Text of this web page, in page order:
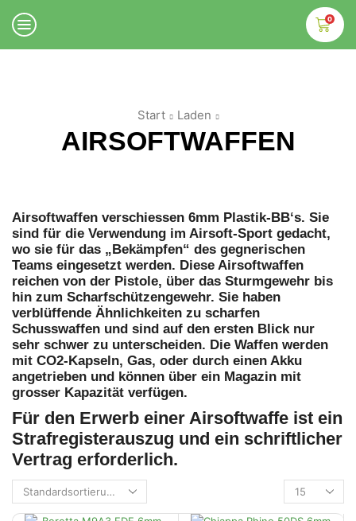
0
Start Laden
AIRSOFTWAFFEN
Airsoftwaffen verschiessen 6mm Plastik-BB‘s. Sie
sind für die Verwendung im Airsoft-Sport gedacht,
wo sie für das „Bekämpfen“ des gegnerischen
Teams eingesetzt werden. Diese Airsoftwaffen
reichen von der Pistole, über das Sturmgewehr bis
hin zum Scharfschützengewehr. Sie haben
verblüffende Ähnlichkeiten zu scharfen
Schusswaffen und sind auf den ersten Blick nur
sehr schwer zu unterscheiden. Die Waffen werden
mit CO2-Kapseln, Gas, oder durch einen Akku
angetrieben und können über ein Magazin mit
grosser Kapazität verfügen.
Für den Erwerb einer Airsoftwaffe ist ein
Strafregisterauszug und ein schriftlicher
Vertrag erforderlich.